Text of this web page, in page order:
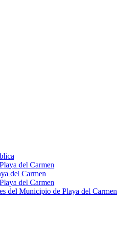
del Carmen
del Carmen
del Carmen
del Municipio de Playa del Carmen